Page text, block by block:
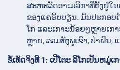
ສະຫະລັດອາເມລິກາທີ່ຕັ້ງຢູ່ໃ
ຂອງແຄຣິບບຽນ. ມັນປະກອບ
ໂກ ແລະເກາະນ້ອຍໆຫຼາຍເກ
ຫຼາຍ, ລວມທັງພູເຂົາ, ປ່າຝົນ,
ຂໍ້ເທັດຈິງທີ 1: ເປີໂຕະ ລິໂກເປັນຫມູ່ເ